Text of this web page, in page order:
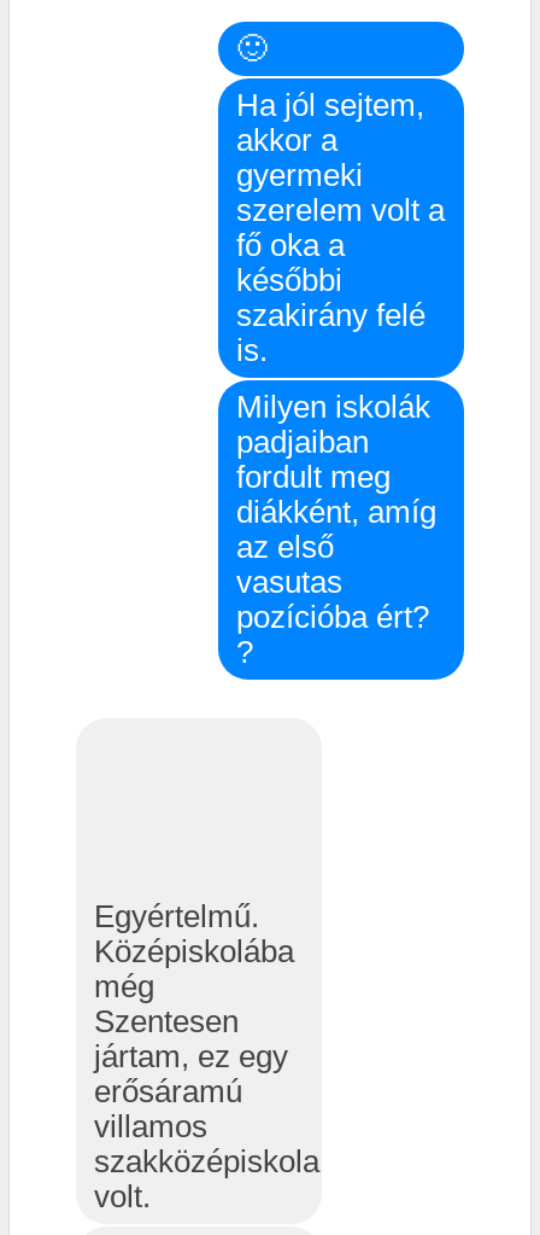
🙂
Ha jól sejtem,
akkor a
gyermeki
szerelem volt a
fő oka a
későbbi
szakirány felé
is.
Milyen iskolák
padjaiban
fordult meg
diákként, amíg
az első
vasutas
pozícióba ért?
?
Egyértelmű.
Középiskolába
még
Szentesen
jártam, ez egy
erősáramú
villamos
szakközépiskola
volt.